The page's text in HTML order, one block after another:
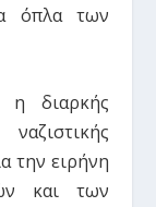
όπλα των
η διαρκής
την ειρήνη
και των